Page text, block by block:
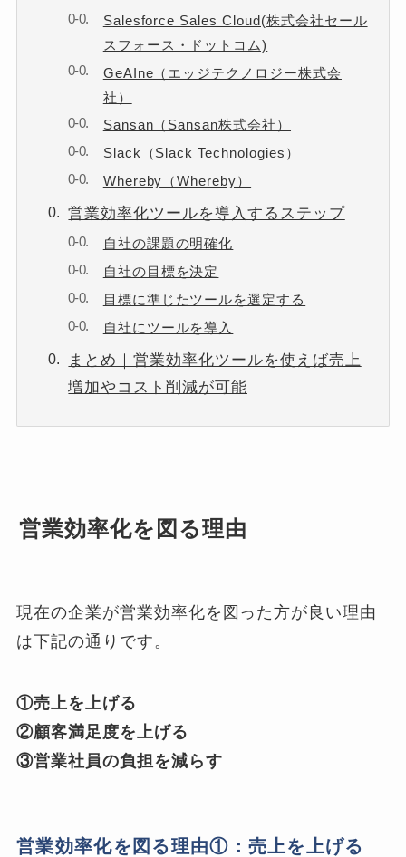
Salesforce Sales Cloud(株式会社セール
スフォース・ドットコム)
GeAIne（エッジテクノロジー株式会
社）
Sansan（Sansan株式会社）
Slack（Slack Technologies）
Whereby（Whereby）
営業効率化ツールを導入するステップ
自社の課題の明確化
自社の目標を決定
目標に準じたツールを選定する
自社にツールを導入
まとめ｜営業効率化ツールを使えば売上
増加やコスト削減が可能
営業効率化を図る理由
現在の企業が営業効率化を図った方が良い理由
は下記の通りです。
①売上を上げる
②顧客満足度を上げる
③営業社員の負担を減らす
営業効率化を図る理由①：売上を上げる